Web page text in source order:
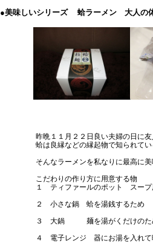
●美味しいシリーズ 蛤ラーメン 大人の
昨晩１１月２２日良い夫婦の日に
蛤は良縁などの縁起物で知られて
そんなラーメンを私なりに最高に
こだわりの作り方に用意する物
１ ティファールのポット スー
２ 小さな鍋 蛤を湯銭するため
３ 大鍋 麺を湯がくだけのた
４ 電子レンジ 器にお湯を入れて